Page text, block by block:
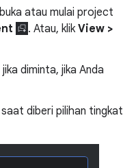
atau mulai project
. Atau, klik View >
diminta, jika Anda
saat diberi pilihan tingkat